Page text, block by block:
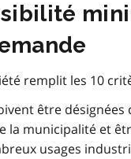
remplit les 10
être
la municipalité et
usages